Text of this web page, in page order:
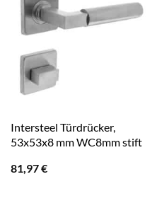
Intersteel Türdrücker,
53x53x8 mm WC8mm stift
81,97€